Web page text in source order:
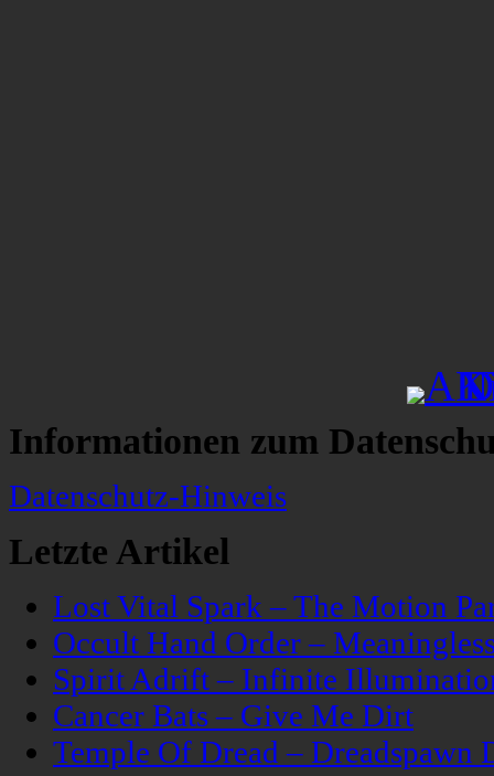
Informationen zum
Datenschutz-Hinweis
Letzte Artikel
Lost Vital Spark – The Motion
Occult Hand Order –
Spirit Adrift – Infinite
Cancer Bats – Give Me Dirt
Temple Of Dread – Dreadspawn